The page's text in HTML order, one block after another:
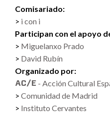
Comisariado:
i con i
Participan con el apoyo
Miguelanxo Prado
David Rubín
Organizado por:
- Acción Cultural
Comunidad de Madrid
Instituto Cervantes